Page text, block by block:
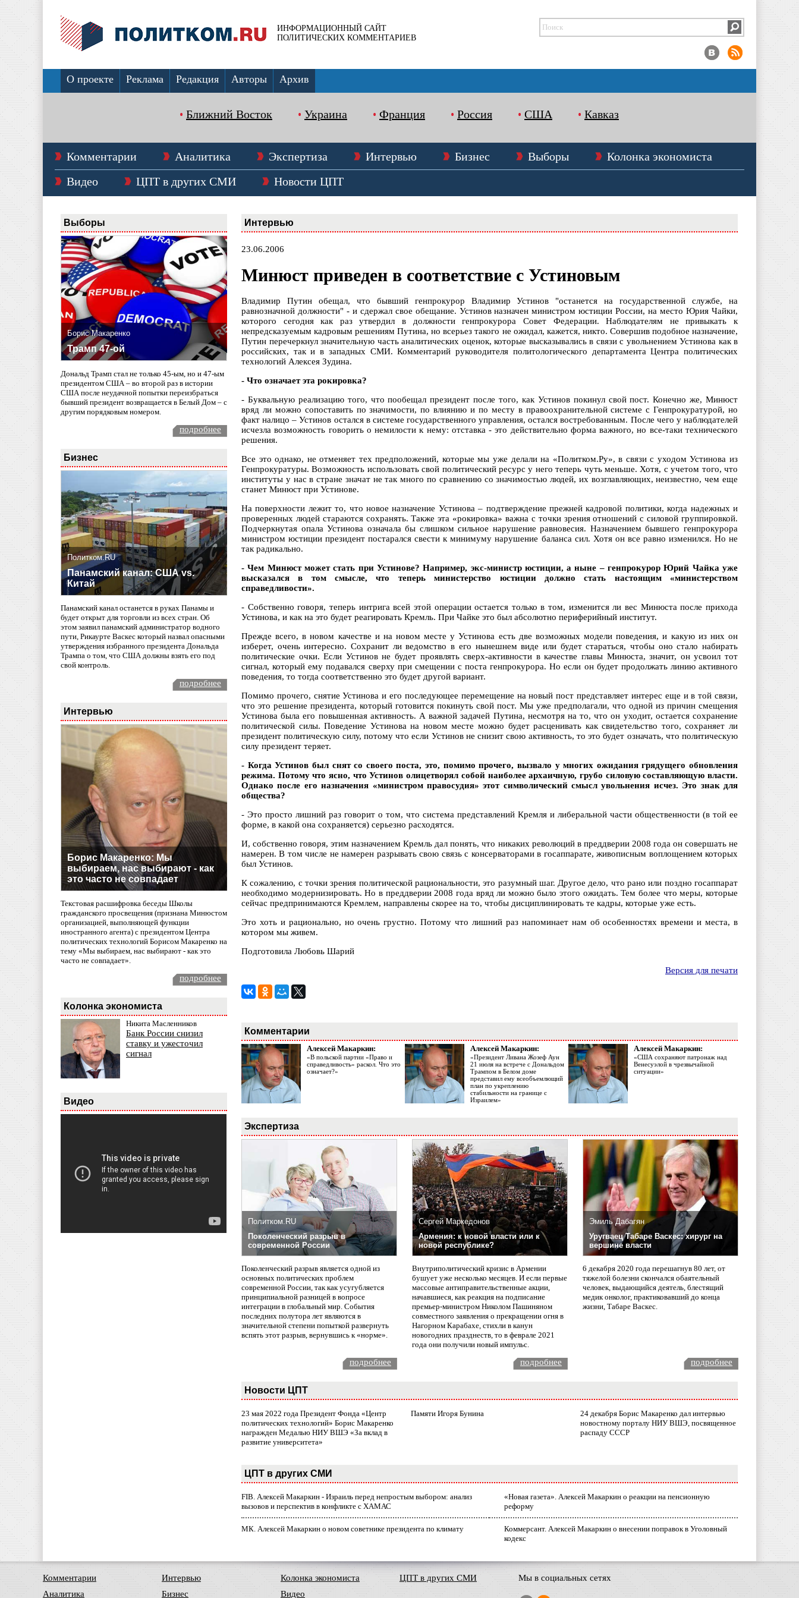
ИНФОРМАЦИОННЫЙ САЙТ
ПОЛИТИЧЕСКИХ КОММЕНТАРИЕВ
О проекте Реклама Редакция Авторы Архив
Ближний Восток Украина Франция Россия США Кавказ
Комментарии Аналитика Экспертиза Интервью Бизнес Выборы
Колонка экономиста
Видео
ЦПТ в других СМИ Новости ЦПТ
Выборы
Борис Макаренко
Трамп 47-ой
Дональд Трамп стал не только 45-ым, но и 47-ым
президентом США – во второй раз в истории
США после неудачной попытки переизбраться
бывший президент возвращается в Белый Дом – с
другим порядковым номером.
подробнее
Бизнес
Политком.RU
Панамский канал: США vs.
Китай
Панамский канал останется в руках Панамы и
будет открыт для торговли из всех стран. Об
этом заявил панамский администратор водного
пути, Рикаурте Васкес который назвал опасными
утверждения избранного президента Дональда
Трампа о том, что США должны взять его под
свой контроль.
подробнее
Интервью
Борис Макаренко: Мы
выбираем, нас выбирают - как
это часто не совпадает
Текстовая расшифровка беседы Школы
гражданского просвещения (признана Минюстом
организацией, выполняющей функции
иностранного агента) с президентом Центра
политических технологий Борисом Макаренко на
тему «Мы выбираем, нас выбирают - как это
часто не совпадает».
подробнее
Колонка экономиста
Никита Масленников
Банк России снизил
ставку и ужесточил
сигнал
Видео
Интервью
23.06.2006
Минюст приведен в соответствие с Устиновым
Владимир Путин обещал, что бывший генпрокурор Владимир Устинов "останется на государственной службе, на
равнозначной должности" - и сдержал свое обещание. Устинов назначен министром юстиции России, на место Юрия Чайки,
которого сегодня как раз утвердил в должности генпрокурора Совет Федерации. Наблюдателям не привыкать к
непредсказуемым кадровым решениям Путина, но всерьез такого не ожидал, кажется, никто. Совершив подобное назначение,
Путин перечеркнул значительную часть аналитических оценок, которые высказывались в связи с увольнением Устинова как в
российских, так и в западных СМИ. Комментарий руководителя политологического департамента Центра политических
технологий Алексея Зудина.
- Что означает эта рокировка?
- Буквальную реализацию того, что пообещал президент после того, как Устинов покинул свой пост. Конечно же, Минюст
вряд ли можно сопоставить по значимости, по влиянию и по месту в правоохранительной системе с Генпрокуратурой, но
факт налицо – Устинов остался в системе государственного управления, остался востребованным. После чего у наблюдателей
исчезла возможность говорить о немилости к нему: отставка - это действительно форма важного, но все-таки технического
решения.
Все это однако, не отменяет тех предположений, которые мы уже делали на «Политком.Ру», в связи с уходом Устинова из
Генпрокуратуры. Возможность использовать свой политический ресурс у него теперь чуть меньше. Хотя, с учетом того, что
институты у нас в стране значат не так много по сравнению со значимостью людей, их возглавляющих, неизвестно, чем еще
станет Минюст при Устинове.
На поверхности лежит то, что новое назначение Устинова – подтверждение прежней кадровой политики, когда надежных и
проверенных людей стараются сохранять. Также эта «рокировка» важна с точки зрения отношений с силовой группировкой.
Подчеркнутая опала Устинова означала бы слишком сильное нарушение равновесия. Назначением бывшего генпрокурора
министром юстиции президент постарался свести к минимуму нарушение баланса сил. Хотя он все равно изменился. Но не
так радикально.
- Чем Минюст может стать при Устинове? Например, экс-министр юстиции, а ныне – генпрокурор Юрий Чайка уже
высказался в том смысле, что теперь министерство юстиции должно стать настоящим «министерством
справедливости».
- Собственно говоря, теперь интрига всей этой операции остается только в том, изменится ли вес Минюста после прихода
Устинова, и как на это будет реагировать Кремль. При Чайке это был абсолютно периферийный институт.
Прежде всего, в новом качестве и на новом месте у Устинова есть две возможных модели поведения, и какую из них он
изберет, очень интересно. Сохранит ли ведомство в его нынешнем виде или будет стараться, чтобы оно стало набирать
политические очки. Если Устинов не будет проявлять сверх-активности в качестве главы Минюста, значит, он усвоил тот
сигнал, который ему подавался сверху при смещении с поста генпрокурора. Но если он будет продолжать линию активного
поведения, то тогда соответственно это будет другой вариант.
Помимо прочего, снятие Устинова и его последующее перемещение на новый пост представляет интерес еще и в той связи,
что это решение президента, который готовится покинуть свой пост. Мы уже предполагали, что одной из причин смещения
Устинова была его повышенная активность. А важной задачей Путина, несмотря на то, что он уходит, остается сохранение
политической силы. Поведение Устинова на новом месте можно будет расценивать как свидетельство того, сохраняет ли
президент политическую силу, потому что если Устинов не снизит свою активность, то это будет означать, что политическую
силу президент теряет.
- Когда Устинов был снят со своего поста, это, помимо прочего, вызвало у многих ожидания грядущего обновления
режима. Потому что ясно, что Устинов олицетворял собой наиболее архаичную, грубо силовую составляющую власти.
Однако после его назначения «министром правосудия» этот символический смысл увольнения исчез. Это знак для
общества?
- Это просто лишний раз говорит о том, что система представлений Кремля и либеральной части общественности (в той ее
форме, в какой она сохраняется) серьезно расходятся.
И, собственно говоря, этим назначением Кремль дал понять, что никаких революций в преддверии 2008 года он совершать не
намерен. В том числе не намерен разрывать свою связь с консерваторами в госаппарате, живописным воплощением которых
был Устинов.
К сожалению, с точки зрения политической рациональности, это разумный шаг. Другое дело, что рано или поздно госаппарат
необходимо модернизировать. Но в преддверии 2008 года вряд ли можно было этого ожидать. Тем более что меры, которые
сейчас предпринимаются Кремлем, направлены скорее на то, чтобы дисциплинировать те кадры, которые уже есть.
Это хоть и рационально, но очень грустно. Потому что лишний раз напоминает нам об особенностях времени и места, в
котором мы живем.
Подготовила Любовь Шарий
Версия для печати
Комментарии
Алексей Макаркин:
«В польской партии «Право и
справедливость» раскол. Что это
означает?»
Алексей Макаркин:
«Президент Ливана Жозеф Аун
21 июля на встрече с Дональдом
Трампом в Белом доме
представил ему всеобъемлющий
план по укреплению
стабильности на границе с
Израилем»
Алексей Макаркин:
«США сохраняют патронаж над
Венесуэлой в чрезвычайной
ситуации»
Экспертиза
Политком.RU
Поколенческий разрыв в
современной России
Поколенческий разрыв является одной из
основных политических проблем
современной России, так как усугубляется
принципиальной разницей в вопросе
интеграции в глобальный мир. События
последних полутора лет являются в
значительной степени попыткой развернуть
вспять этот разрыв, вернувшись к «норме».
Сергей Маркедонов
Армения: к новой власти или к
новой республике?
Внутриполитический кризис в Армении
бушует уже несколько месяцев. И если первые
массовые антиправительственные акции,
начавшиеся, как реакция на подписание
премьер-министром Николом Пашиняном
совместного заявления о прекращении огня в
Нагорном Карабахе, стихли в канун
новогодних празднеств, то в феврале 2021
года они получили новый импульс.
Эмиль Дабагян
Уругваец Табаре Васкес: хирург на
вершине власти
6 декабря 2020 года перешагнув 80 лет, от
тяжелой болезни скончался обаятельный
человек, выдающийся деятель, блестящий
медик онколог, практиковавший до конца
жизни, Табаре Васкес.
подробнее подробнее подробнее
Новости ЦПТ
23 мая 2022 года Президент Фонда «Центр
политических технологий» Борис Макаренко
награжден Медалью НИУ ВШЭ «За вклад в
развитие университета»
Памяти Игоря Бунина
24 декабря Борис Макаренко дал интервью
новостному порталу НИУ ВШЭ, посвященное
распаду СССР
ЦПТ в других СМИ
FIB. Алексей Макаркин - Израиль перед непростым выбором: анализ
вызовов и перспектив в конфликте с ХАМАС
«Новая газета». Алексей Макаркин о реакции на пенсионную
реформу
МК. Алексей Макаркин о новом советнике президента по климату
Коммерсант. Алексей Макаркин о внесении поправок в Уголовный
кодекс
Комментарии
Аналитика
Интервью
Бизнес
Колонка экономиста
Видео
ЦПТ в других СМИ Мы в социальных сетях